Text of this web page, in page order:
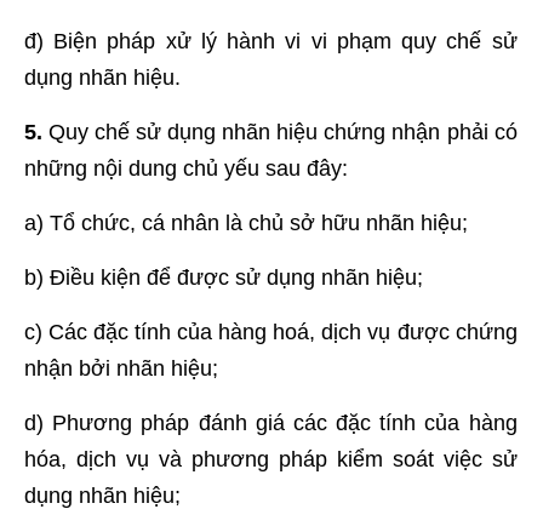
đ) Biện pháp xử lý hành vi vi phạm quy chế sử
dụng nhãn hiệu.
5. Quy chế sử dụng nhãn hiệu chứng nhận phải có
những nội dung chủ yếu sau đây:
a) Tổ chức, cá nhân là chủ sở hữu nhãn hiệu;
b) Điều kiện để được sử dụng nhãn hiệu;
c) Các đặc tính của hàng hoá, dịch vụ được chứng
nhận bởi nhãn hiệu;
d) Phương pháp đánh giá các đặc tính của hàng
hóa, dịch vụ và phương pháp kiểm soát việc sử
dụng nhãn hiệu;